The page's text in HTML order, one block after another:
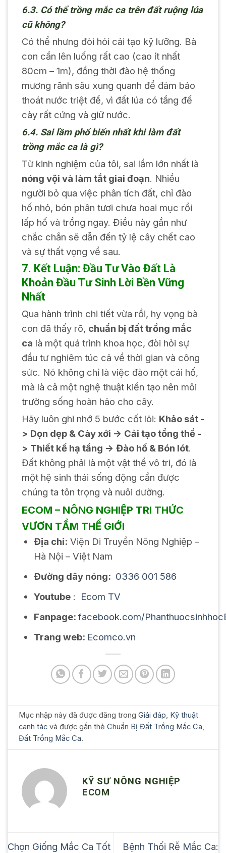
6.3. Có thể trồng mắc ca trên đất ruộng lúa
cũ không?
Có thể nhưng đòi hỏi cải tạo kỹ lưỡng. Bà
con cần lên luống rất cao (cao ít nhất
80cm – 1m), đồng thời đào hệ thống
mương rãnh sâu xung quanh để đảm bảo
thoát nước triệt để, vì đất lúa có tầng đế
cày rất cứng và giữ nước.
6.4. Sai lầm phổ biến nhất khi làm đất
trồng mắc ca là gì?
Từ kinh nghiệm của tôi, sai lầm lớn nhất là
nóng vội và làm tắt giai đoạn. Nhiều
người bỏ qua việc phân tích đất, chỉ đào
hố nhỏ, bón phân tươi chưa hoai mục rồi
lấp hố và trồng ngay. Điều này gần như
chắc chắn sẽ dẫn đến tỷ lệ cây chết cao
và sự thất vọng về sau.
7. Kết Luận: Đầu Tư Vào Đất Là
Khoản Đầu Tư Sinh Lời Bền Vững
Nhất
Qua hành trình chi tiết vừa rồi, hy vọng bà
con đã thấy rõ, chuẩn bị đất trồng mắc
ca là một quá trình khoa học, đòi hỏi sự
đầu tư nghiêm túc cả về thời gian và công
sức. Nó không chỉ là việc đào một cái hố,
mà là cả một nghệ thuật kiến tạo nên môi
trường sống hoàn hảo cho cây.
Hãy luôn ghi nhớ 5 bước cốt lõi: Khảo sát -
> Dọn dẹp & Cày xới -> Cải tạo tổng thể -
> Thiết kế hạ tầng -> Đào hố & Bón lót.
Đất không phải là một vật thể vô tri, đó là
một hệ sinh thái sống động cần được
chúng ta tôn trọng và nuôi dưỡng.
ECOM – NÔNG NGHIỆP TRI THỨC
VƯƠN TẦM THẾ GIỚI
Địa chỉ: Viện Di Truyền Nông Nghiệp –
Hà Nội – Việt Nam
Đường dây nóng: 0336 001 586
Youtube:
Ecom TV
Fanpage: facebook.com/
Trang web: Ecomco.vn
Mục nhập này đã được đăng trongGiải đáp, Kỹ thuật
canh tác và được gắn thẻChuẩn Bị Đất Trồng Mắc Ca,
Đất Trồng Mắc Ca.
KỸ SƯ NÔNG NGHIỆP
ECOM
Chọn Giống Mắc Ca Tốt
Bệnh Thối Rễ Mắc Ca: